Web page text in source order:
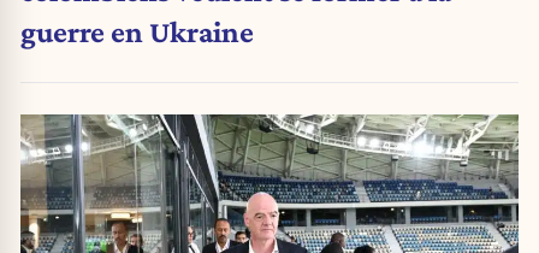
guerre en Ukraine